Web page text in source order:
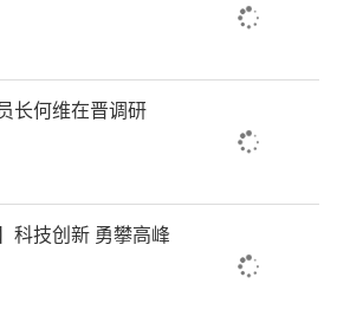
，曾在深圳工作的王丹引
入增加四成。
元结构，促进城乡功能互
实现农业农村现代化、推动
题。随着人才回流的还有资
生产生活模式。2025年，
长何维在晋调研
科技创新 勇攀高峰